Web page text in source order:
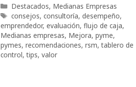
Categorías
Destacados, Medianas Empresas
Etiquetas
consejos, consultoría, desempeño,
emprendedor, evaluación, flujo de caja,
Medianas empresas, Mejora, pyme,
pymes, recomendaciones, rsm,tablero de
control,tips, valor